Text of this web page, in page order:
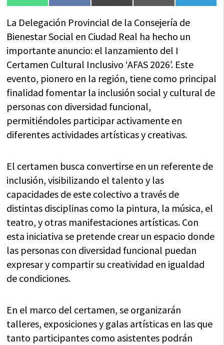
en
en
en
(Twitter) en
en
La Delegación Provincial de la Consejería de
Bienestar Social en Ciudad Real ha hecho un
importante anuncio: el lanzamiento del I
Certamen Cultural Inclusivo ‘AFAS 2026’. Este
evento, pionero en la región, tiene como principal
finalidad fomentar la inclusión social y cultural de
personas con diversidad funcional,
permitiéndoles participar activamente en
diferentes actividades artísticas y creativas.
El certamen busca convertirse en un referente de
inclusión, visibilizando el talento y las
capacidades de este colectivo a través de
distintas disciplinas como la pintura, la música, el
teatro, y otras manifestaciones artísticas. Con
esta iniciativa se pretende crear un espacio donde
las personas con diversidad funcional puedan
expresar y compartir su creatividad en igualdad
de condiciones.
En el marco del certamen, se organizarán
talleres, exposiciones y galas artísticas en las que
tanto participantes como asistentes podrán